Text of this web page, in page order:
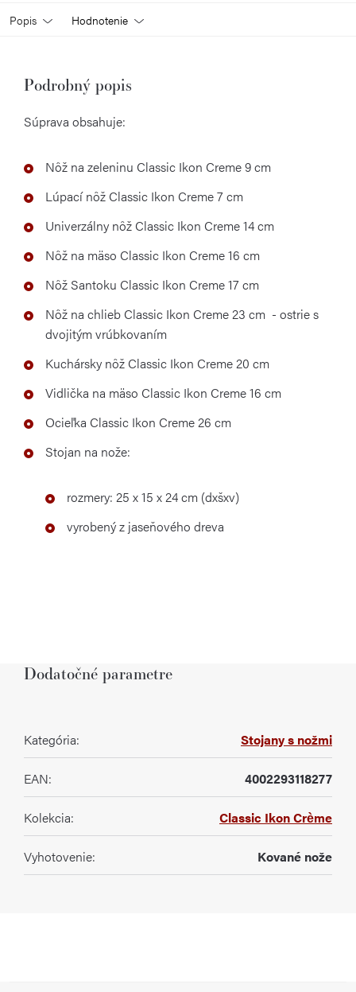
Popis Hodnotenie
Podrobný popis
Súprava obsahuje:
Nôž na zeleninu Classic Ikon Creme 9 cm
Lúpací nôž Classic Ikon Creme 7 cm
Univerzálny nôž Classic Ikon Creme 14 cm
Nôž na mäso Classic Ikon Creme 16 cm
Nôž Santoku Classic Ikon Creme 17 cm
Nôž na chlieb Classic Ikon Creme 23 cm - ostrie s
dvojitým vrúbkovaním
Kuchársky nôž Classic Ikon Creme 20 cm
Vidlička na mäso Classic Ikon Creme 16 cm
Ocieľka Classic Ikon Creme 26 cm
Stojan na nože:
rozmery: 25 x15 x24 cm (dxšxv)
vyrobenýz jaseňového dreva
Dodatočné parametre
Kategória: Stojany s nožmi
EAN: 4002293118277
Kolekcia: Classic Ikon Crème
Vyhotovenie: Kované nože